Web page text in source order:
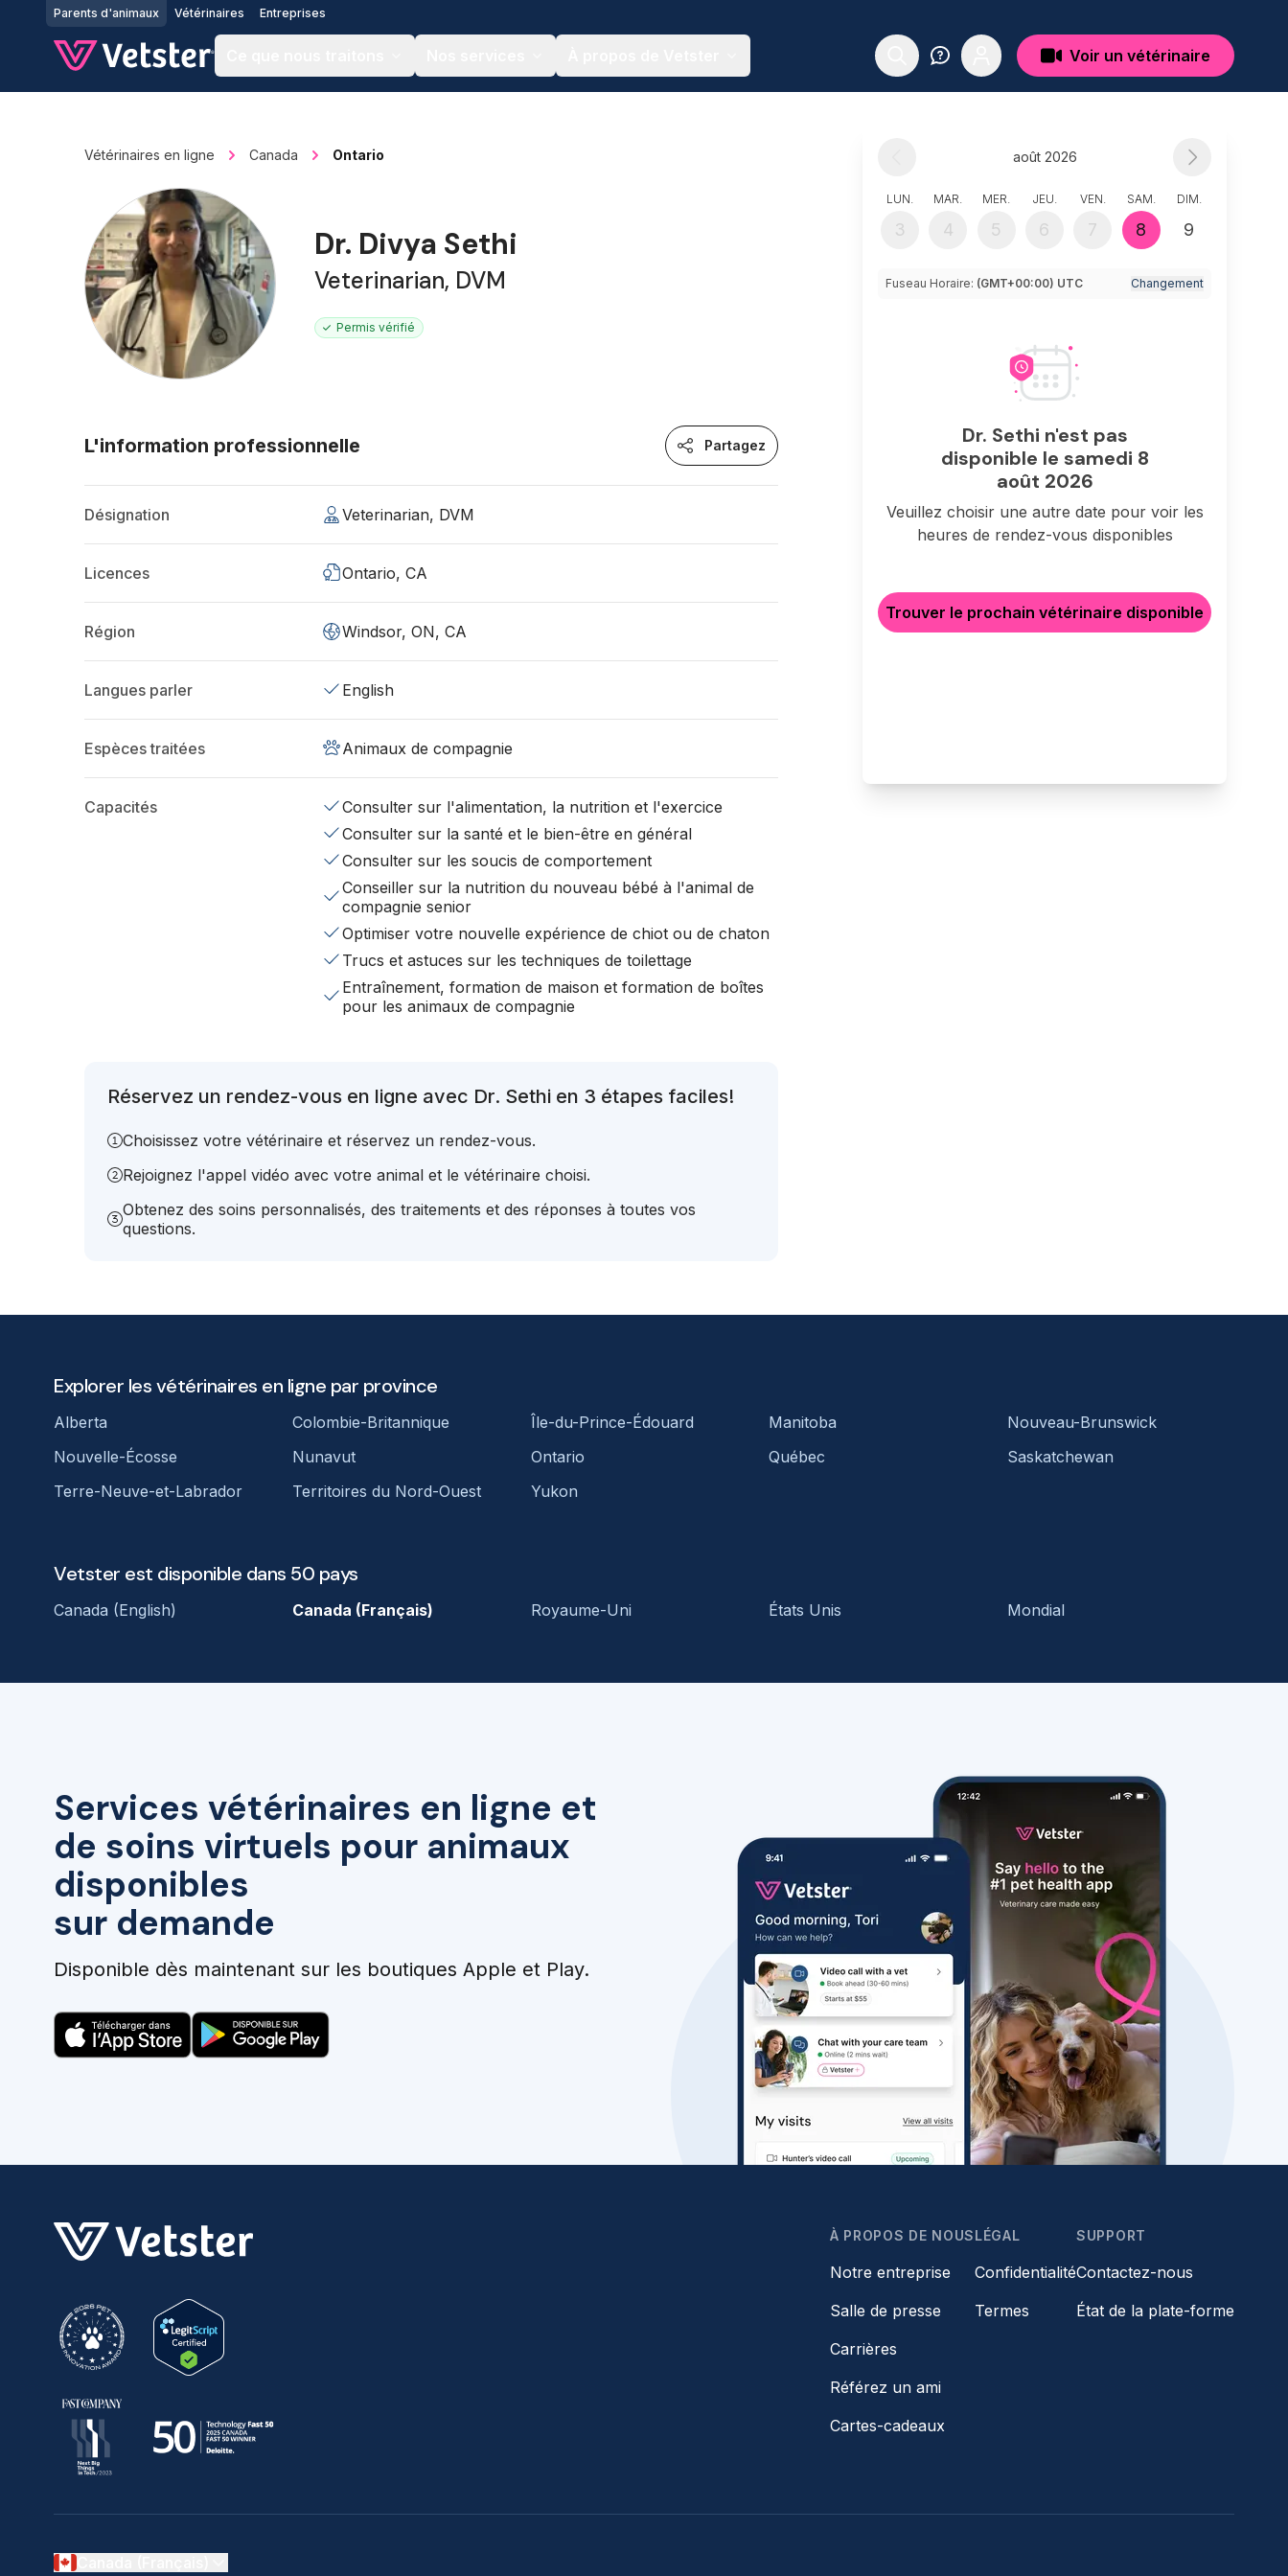
Jump to main content
Parents d'animaux Vétérinaires Entreprises
Voir un vétérinaire
Vétérinaires en ligne Canada Ontario
Dr. Divya Sethi
Veterinarian, DVM
Permis vérifié
L'information professionnelle Partagez
Désignation Veterinarian, DVM
Licences Ontario, CA
Région Windsor, ON, CA
Langues parler English
Espèces traitées Animaux de compagnie
Capacités
Consulter sur l'alimentation, la nutrition et l'exercice
Consulter sur la santé et le bien-être en général
Consulter sur les soucis de comportement
Conseiller sur la nutrition du nouveau bébé à l'animal de
compagnie senior
Optimiser votre nouvelle expérience de chiot ou de chaton
Trucs et astuces sur les techniques de toilettage
Entraînement, formation de maison et formation de boîtes
pour les animaux de compagnie
Réservez un rendez-vous en ligne avec Dr. Sethi en 3 étapes faciles!
Choisissez votre vétérinaire et réservez un rendez-vous.
Rejoignez l'appel vidéo avec votre animal et le vétérinaire choisi.
Obtenez des soins personnalisés, des traitements et des réponses à toutes vos
questions.
août 2026
LUN.
3
MAR.
4
MER.
5
JEU.
6
VEN.
7
SAM.
8
DIM.
9
Fuseau Horaire: (GMT+00:00) UTC Changement
Dr. Sethi n'est pas
disponible le samedi 8
août 2026
Veuillez choisir une autre date pour voir les
heures de rendez-vous disponibles
Trouver le prochain vétérinaire disponible
Services vétérinaires en ligne et
de soins virtuels pour animaux
disponibles
sur demande
Disponible dès maintenant sur les boutiques Apple et Play.
Explorer les vétérinaires en ligne par province
Alberta Colombie-Britannique Île-du-Prince-Édouard Manitoba
Nouveau-Brunswick
Nouvelle-Écosse
Nunavut Ontario Québec
Saskatchewan
Terre-Neuve-et-Labrador
Territoires du Nord-Ouest Yukon
Vetster est disponible dans 50 pays
Canada (English) Canada (Français) Royaume-Uni États Unis Mondial
À PROPOS DE NOUS
Notre entreprise
Salle de presse
Carrières
Référez un ami
Cartes-cadeaux
LÉGAL
Confidentialité
Termes
SUPPORT
Contactez-nous
État de la plate-forme